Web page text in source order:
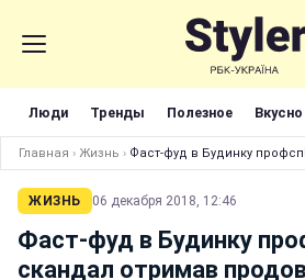
Люди Тренды Полезное Вкусно
Главная › Жизнь › Фаст-фуд в Будинку
ЖИЗНЬ 06 декабря 2018, 12:46
Фаст-фуд в Будинку
скандал отримав